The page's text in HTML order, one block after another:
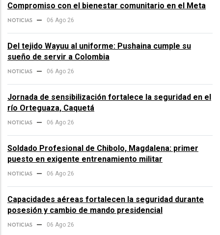
Compromiso con el bienestar comunitario en el Meta
NOTICIAS 06 Ago 26
Del tejido Wayuu al uniforme: Pushaina cumple su
sueño de servir a Colombia
NOTICIAS 06 Ago 26
Jornada de sensibilización fortalece la seguridad en el
río Orteguaza, Caquetá
NOTICIAS 06 Ago 26
Soldado Profesional de Chibolo, Magdalena: primer
puesto en exigente entrenamiento militar
NOTICIAS 06 Ago 26
Capacidades aéreas fortalecen la seguridad durante
posesión y cambio de mando presidencial
NOTICIAS 06 Ago 26